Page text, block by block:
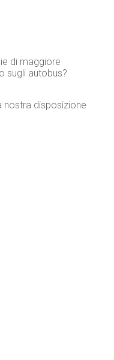
di maggiore
sugli autobus?
nostra disposizione